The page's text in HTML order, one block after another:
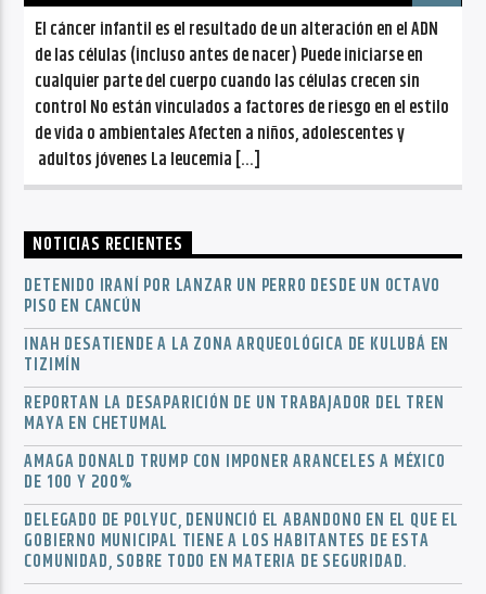
El cáncer infantil es el resultado de un alteración en el ADN
de las células (incluso antes de nacer) Puede iniciarse en
cualquier parte del cuerpo cuando las células crecen sin
control No están vinculados a factores de riesgo en el estilo
de vida o ambientales Afecten a niños, adolescentes y
adultos jóvenes La leucemia […]
NOTICIAS RECIENTES
DETENIDO IRANÍ POR LANZAR UN PERRO DESDE UN OCTAVO
PISO EN CANCÚN
INAH DESATIENDE A LA ZONA ARQUEOLÓGICA DE KULUBÁ EN
TIZIMÍN
REPORTAN LA DESAPARICIÓN DE UN TRABAJADOR DEL TREN
MAYA EN CHETUMAL
AMAGA DONALD TRUMP CON IMPONER ARANCELES A MÉXICO
DE 100 Y 200%
DELEGADO DE POLYUC, DENUNCIÓ EL ABANDONO EN EL QUE EL
GOBIERNO MUNICIPAL TIENE A LOS HABITANTES DE ESTA
COMUNIDAD, SOBRE TODO EN MATERIA DE SEGURIDAD.